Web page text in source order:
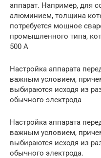
аппарат. Например, для
алюминием, толщина
потребуется мощное
промышленного типа,
500 А
Настройка аппарата
важным условием,
выбираются исходя из
обычного электрода
Настройка аппарата
важным условием,
выбираются исходя из
обычного электрода.